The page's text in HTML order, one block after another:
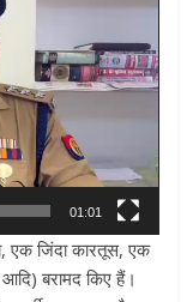
01:01
एक जिंदा कारतूस, एक
बरामद किए हैं।